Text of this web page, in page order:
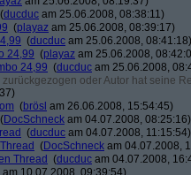
(ducduc am 25.06.2008, 08:38:11)
(playaz am 25.06.2008, 08:39:17)
(ducduc am 25.06.2008, 08:41:18)
24,99 (playaz am 25.06.2008,
24,99 (ducduc am 25.06.2008,
zurückgezogen oder Autor hat seine
(brösl am 26.06.2008, 15:54:45)
(DocSchneck am 04.07.2008, 08:25:16)
(ducduc am 04.07.2008, 11:15:54)
(DocSchneck am 04.07.2008,
Thread (ducduc am 04.07.2008,
am 10.07.2008, 09:39:54)